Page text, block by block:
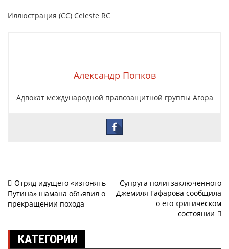
Иллюстрация (CC) Celeste RC
Александр Попков
Адвокат международной правозащитной группы Агора
Навигация
по
Отряд идущего «изгонять
Путина» шамана объявил о
прекращении похода
Супруга политзаключенного
Джемиля Гафарова сообщила
о его критическом
состоянии
КАТЕГОРИИ